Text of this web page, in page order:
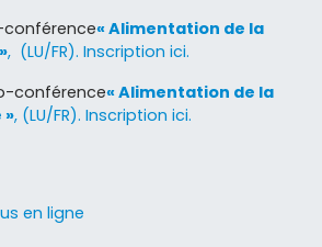
« Alimentation de la
, (LU/FR). Inscription ici.
conférence« Alimentation de la
, (LU/FR). Inscription ici.
en ligne